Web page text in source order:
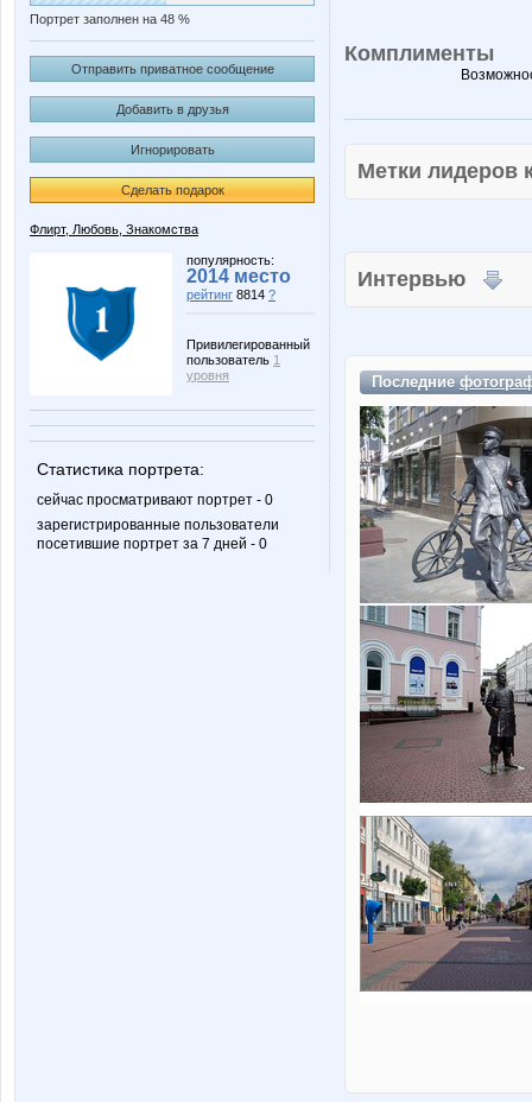
Портрет заполнен на 48 %
Отправить приватное сообщение
Добавить в друзья
Игнорировать
Сделать подарок
Флирт, Любовь, Знакомства
популярность:
2014 место
рейтинг 8814 ?
Привилегированный
пользователь 1
уровня
Статистика портрета:
сейчас просматривают портрет - 0
зарегистрированные пользователи
посетившие портрет за 7 дней - 0
Комплименты
Метки
Интервью
Последние